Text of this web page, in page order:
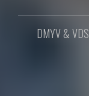
DMYV &